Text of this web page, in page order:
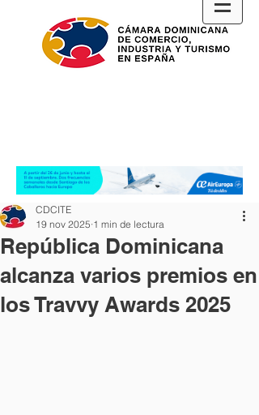
República Dominicana
alcanza varios premios en
los Travvy Awards 2025
CDCITE
19 nov 2025 1 min de lectura